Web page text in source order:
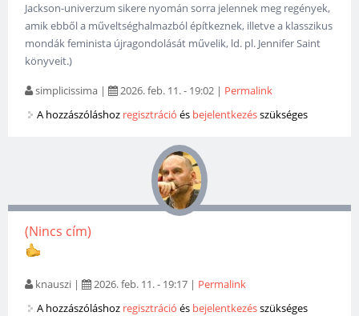
Jackson-univerzum sikere nyomán sorra jelennek meg regények,
amik ebből a műveltséghalmazból építkeznek, illetve a klasszikus
mondák feminista újragondolását művelik, ld. pl. Jennifer Saint
könyveit.)
simplicissima | 2026. feb. 11. - 19:02 | Permalink
A hozzászóláshoz regisztráció és bejelentkezésszükséges
(Nincs cím)
knauszi | 2026. feb. 11. - 19:17 | Permalink
A hozzászóláshoz regisztráció és bejelentkezésszükséges